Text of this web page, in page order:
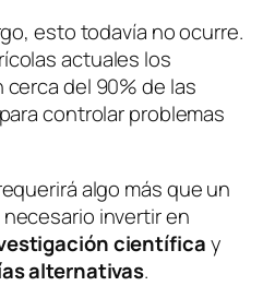
esto todavía no ocurre.
actuales los
del 90% de las
controlar problemas
algo más que un
invertir en
científicay
alternativas.